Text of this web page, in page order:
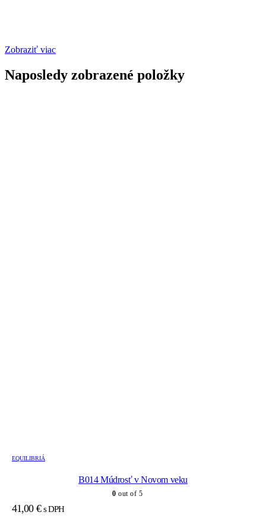
Zobraziť viac
Naposledy zobrazené položky
EQUILIBRIÁ
B014 Múdrosť v Novom veku
0 out of 5
41,00 € s DPH